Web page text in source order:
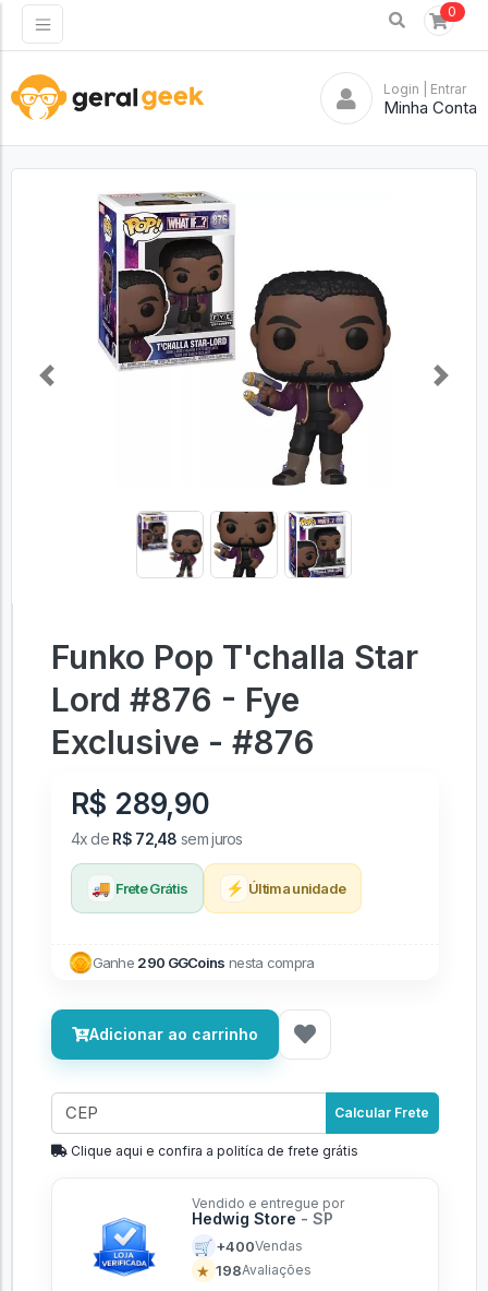
0
Login | Entrar
Minha Conta
Previous Next
Funko Pop T'challa Star
Lord #876 - Fye
Exclusive - #876
R$ 289,90
4x de R$ 72,48 sem juros
🚚 Frete Grátis ⚡ Última unidade
Ganhe 290 GGCoins nesta compra
Adicionar ao carrinho
Calcular Frete
Clique aqui e confira a politíca de frete grátis
Vendido e entregue por
Hedwig Store - SP
🛒 +400Vendas
★ 198Avaliações